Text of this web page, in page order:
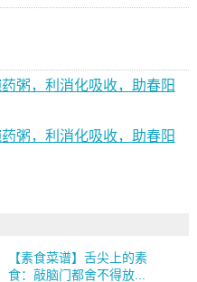
粥，利消化吸收，助春阳
粥，利消化吸收，助春阳
【素食菜谱】舌尖上的素
食：敲脑门都舍不得放...